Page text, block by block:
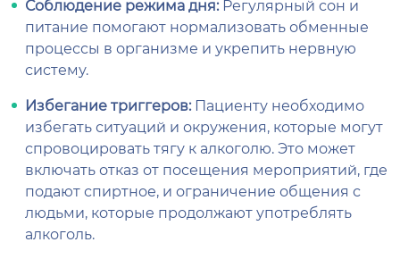
Соблюдение режима дня:Регулярный сон и
питание помогают нормализовать обменные
процессы в организме и укрепить нервную
систему.
Избегание триггеров:Пациенту необходимо
избегать ситуаций и окружения, которые могут
спровоцировать тягу к алкоголю. Это может
включать отказ от посещения мероприятий, где
подают спиртное, и ограничение общения с
людьми, которые продолжают употреблять
алкоголь.